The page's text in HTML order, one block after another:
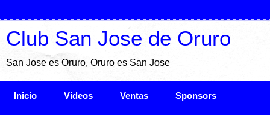
Club San Jose de Oruro
San Jose es Oruro, Oruro es San Jose
Inicio Videos Ventas Sponsors